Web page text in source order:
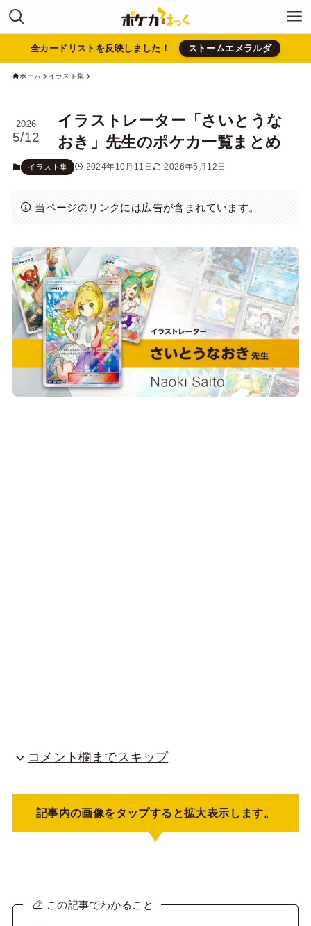
全カードリストを反映しました！ ストームエメラルダ
ホーム イラスト集
イラストレーター「さいとうな
おき」先生のポケカ一覧まとめ
2026
5/12
イラスト集 2024年10月11日 2026年5月12日
当ページのリンクには広告が含まれています。
コメント欄までスキップ
記事内の画像をタップすると拡大表示します。
この記事でわかること